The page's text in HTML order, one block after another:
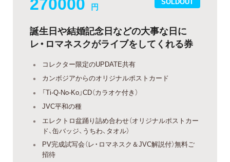
円
誕生日や結婚記念日などの大事な日に
レ・ロマネスクがライブをしてくれる券
コレクター限定のUPDATE共有
カンボジアからのオリジナルポストカード
「Ti-Q-No-Ko」CD（カラオケ付き）
JVC平和の種
エレクトロ盆踊り詰め合わせ（オリジナルポストカー
ド、缶バッジ、うちわ、タオル）
PV完成試写会（レ・ロマネスク＆JVC解説付）無料ご
招待